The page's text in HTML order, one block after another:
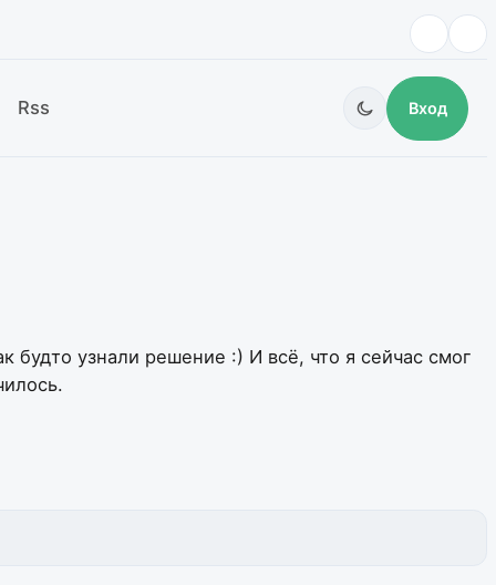
Rss Вход
будто узнали решение :) И всё, что я сейчас смог